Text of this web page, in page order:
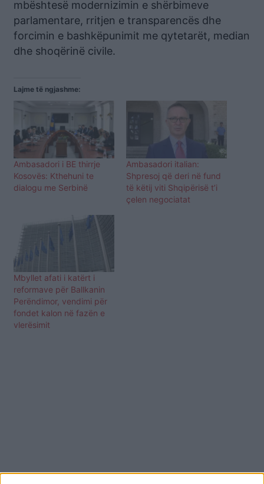
mbështesë modernizimin e shërbimeve
parlamentare, rritjen e transparencës dhe
forcimin e bashkëpunimit me qytetarët, median
dhe shoqërinë civile.
Lajme të ngjashme:
Ambasadori i BE thirrje
Kosovës: Kthehuni te
dialogu me Serbinë
Ambasadori italian:
Shpresoj që deri në fund
të këtij viti Shqipërisë t’i
çelen negociatat
Mbyllet afati i katërt i
reformave për Ballkanin
Perëndimor, vendimi për
fondet kalon në fazën e
vlerësimit